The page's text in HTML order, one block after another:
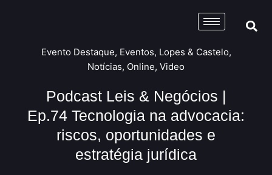
Evento Destaque, Eventos, Lopes & Castelo,
Notícias, Online, Video
Podcast Leis & Negócios |
Ep.74 Tecnologia na advocacia:
riscos, oportunidades e
estratégia jurídica